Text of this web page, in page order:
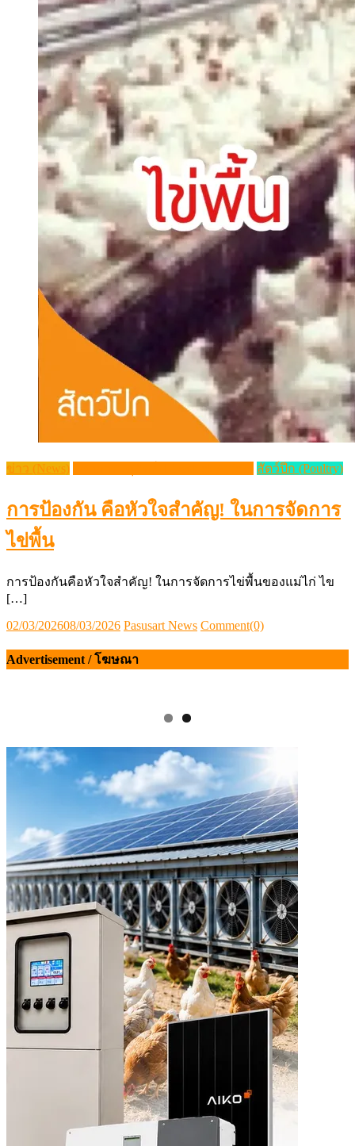
ข่าว (News) สัตว์ปีก (Poultry)
การป้องกัน คือหัวใจสำคัญ! ในการจัดการ
ไข่พื้น
การป้องกันคือหัวใจสำคัญ! ในการจัดการไข่พื้นของแม่ไก่ ไข
[…]
Posted
02/03/202608/03/2026 Author
Pasusart News Comment(0)
Advertisement / โฆษณา